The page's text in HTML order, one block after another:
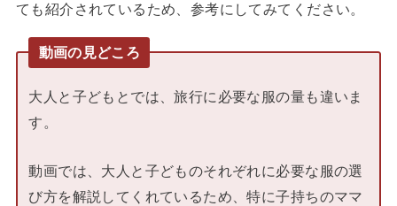
ても紹介されているため、参考にしてみてください。
動画の見どころ
大人と子どもとでは、旅行に必要な服の量も違いま
す。
動画では、大人と子どものそれぞれに必要な服の選
び方を解説してくれているため、特に子持ちのママ